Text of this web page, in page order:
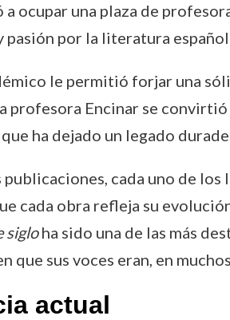
ocupar una plaza de
por la literatura
le permitió forjar una
profesora Encinar se
ha dejado un legado
publicaciones, cada uno de
cada obra refleja su
sigloha sido una de las más
que sus voces eran, en
actual